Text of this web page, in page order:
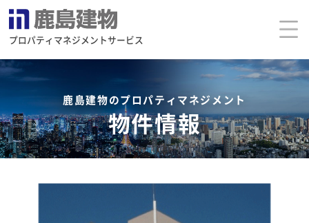
プロパティマネジメントサービス
鹿島建物のプロパティマネジメント
物件情報